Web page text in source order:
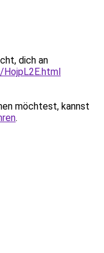
dich an
möchtest, kannst
.